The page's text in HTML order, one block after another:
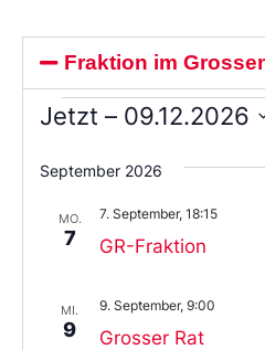
Fraktion im
Jetzt – 09.12.2026
Sie
das
aus.
September 2026
MO.
7 GR-Fraktion
7. September, 18:15
MI.
9 Grosser Rat
9. September, 9:00